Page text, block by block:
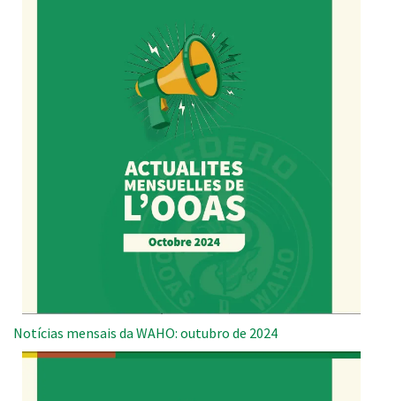
Notícias mensais da WAHO: outubro de 2024